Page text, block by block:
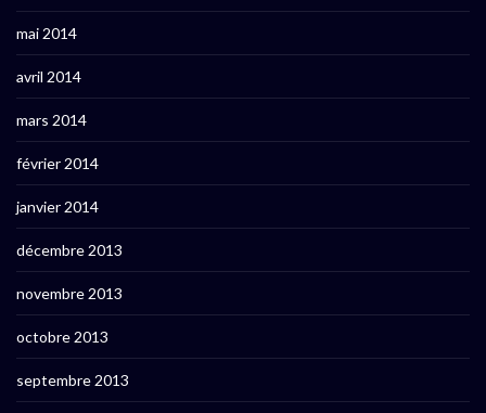
mai 2014
avril 2014
mars 2014
février 2014
janvier 2014
décembre 2013
novembre 2013
octobre 2013
septembre 2013